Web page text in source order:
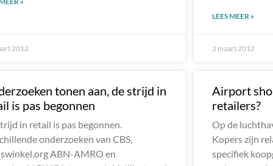
2012
LEES MEER »
2 maart 2012
tonen aan, de strijd in
is pas begonnen
in retail is pas begonnen.
onderzoeken van CBS,
ABN-AMRO en
Airport
retailers?
Op de
Kopers zijn
specifiek